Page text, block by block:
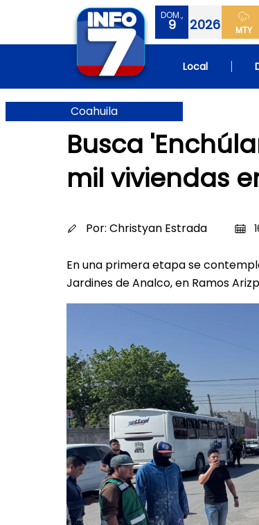
DOM.,
9 2026 MTY
Local
Coahuila
Busca
mil viviendas
Por: Christyan Estrada
En una primera etapa se
Jardines de Analco, en Ramos